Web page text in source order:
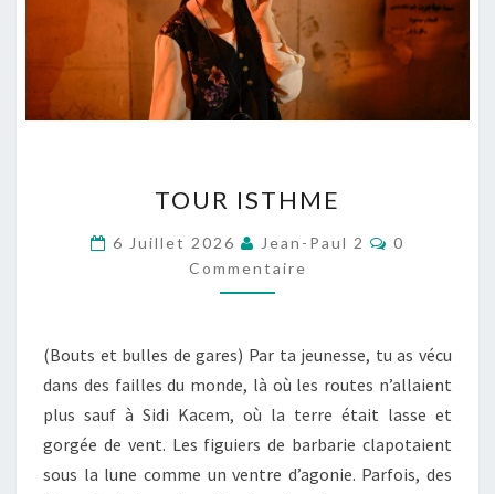
ISTHME
TOUR ISTHME
6 Juillet 2026 Jean-Paul 2
0
Commentaire
(Bouts et bulles de gares) Par ta jeunesse, tu as vécu
dans des failles du monde, là où les routes n’allaient
plus sauf à Sidi Kacem, où la terre était lasse et
gorgée de vent. Les figuiers de barbarie clapotaient
sous la lune comme un ventre d’agonie. Parfois, des